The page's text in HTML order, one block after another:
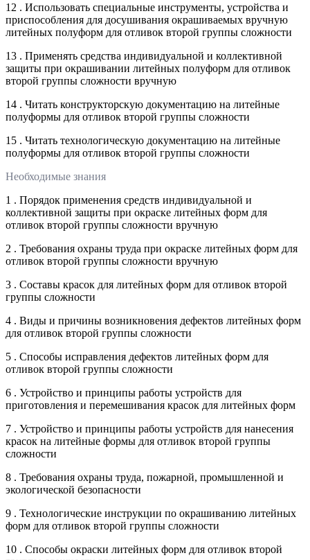
12 . Использовать специальные инструменты, устройства и
приспособления для досушивания окрашиваемых вручную
литейных полуформ для отливок второй группы сложности
13 . Применять средства индивидуальной и коллективной
защиты при окрашивании литейных полуформ для отливок
второй группы сложности вручную
14 . Читать конструкторскую документацию на литейные
полуформы для отливок второй группы сложности
15 . Читать технологическую документацию на литейные
полуформы для отливок второй группы сложности
Необходимые знания
1 . Порядок применения средств индивидуальной и
коллективной защиты при окраске литейных форм для
отливок второй группы сложности вручную
2 . Требования охраны труда при окраске литейных форм для
отливок второй группы сложности вручную
3 . Составы красок для литейных форм для отливок второй
группы сложности
4 . Виды и причины возникновения дефектов литейных форм
для отливок второй группы сложности
5 . Способы исправления дефектов литейных форм для
отливок второй группы сложности
6 . Устройство и принципы работы устройств для
приготовления и перемешивания красок для литейных форм
7 . Устройство и принципы работы устройств для нанесения
красок на литейные формы для отливок второй группы
сложности
8 . Требования охраны труда, пожарной, промышленной и
экологической безопасности
9 . Технологические инструкции по окрашиванию литейных
форм для отливок второй группы сложности
10 . Способы окраски литейных форм для отливок второй